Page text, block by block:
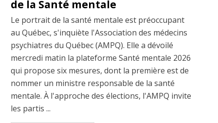
de la Santé mentale
Le portrait de la santé mentale est préoccupant
au Québec, s'inquiète l'Association des médecins
psychiatres du Québec (AMPQ). Elle a dévoilé
mercredi matin la plateforme Santé mentale 2026
qui propose six mesures, dont la première est de
nommer un ministre responsable de la santé
mentale. À l'approche des élections, l'AMPQ invite
les partis ...